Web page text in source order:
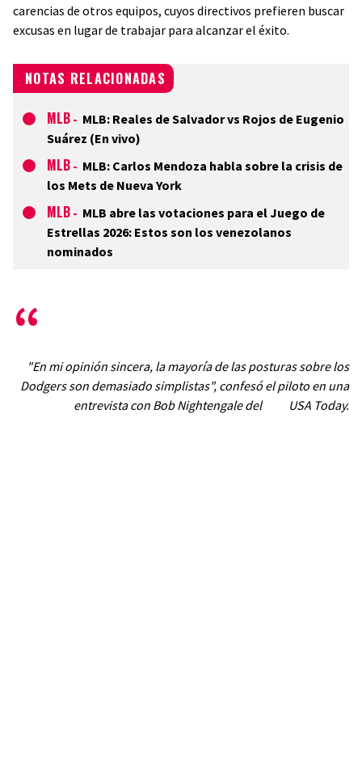
carencias de otros equipos, cuyos directivos prefieren buscar
excusas en lugar de trabajar para alcanzar el éxito.
NOTAS RELACIONADAS
MLB - MLB: Reales de Salvador vs Rojos de Eugenio
Suárez (En vivo)
MLB - MLB: Carlos Mendoza habla sobre la crisis de
los Mets de Nueva York
MLB - MLB abre las votaciones para el Juego de
Estrellas 2026: Estos son los venezolanos
nominados
"En mi opinión sincera, la mayoría de las posturas sobre los
Dodgers son demasiado simplistas", confesó el piloto en una
entrevista con Bob Nightengale del
USA Today.